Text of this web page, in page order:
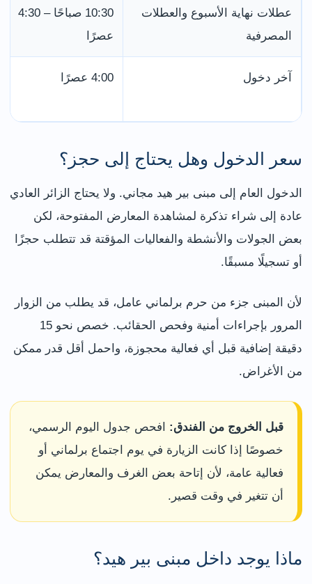
عطلات نهاية الأسبوع والعطلات
المصرفية
10:30 صباحًا – 4:30
عصرًا
آخر دخول 4:00 عصرًا
سعر الدخول وهل يحتاج إلى حجز؟
الدخول العام إلى مبنى بير هيد مجاني. ولا يحتاج الزائر العادي
عادة إلى شراء تذكرة لمشاهدة المعارض المفتوحة، لكن
بعض الجولات والأنشطة والفعاليات المؤقتة قد تتطلب حجزًا
أو تسجيلًا مسبقًا.
لأن المبنى جزء من حرم برلماني عامل، قد يطلب من الزوار
المرور بإجراءات أمنية وفحص الحقائب. خصص نحو 15
دقيقة إضافية قبل أي فعالية محجوزة، واحمل أقل قدر ممكن
من الأغراض.
قبل الخروج من الفندق: افحص جدول اليوم الرسمي،
خصوصًا إذا كانت الزيارة في يوم اجتماع برلماني أو
فعالية عامة، لأن إتاحة بعض الغرف والمعارض يمكن
أن تتغير في وقت قصير.
ماذا يوجد داخل مبنى بير هيد؟